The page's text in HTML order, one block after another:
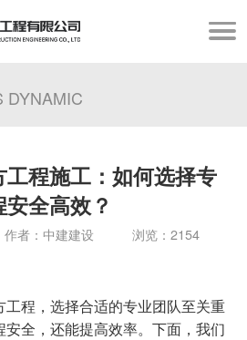
DYNAMIC
程施工：如何选择专
全高效？
者：中建建设 浏览：2154
程，选择合适的专业团队至关重
全，还能提高效率。下面，我们